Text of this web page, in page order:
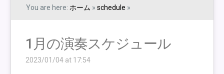
You are here: ホーム »schedule »
1月の演奏スケジュール
2023/01/04 at 17:54